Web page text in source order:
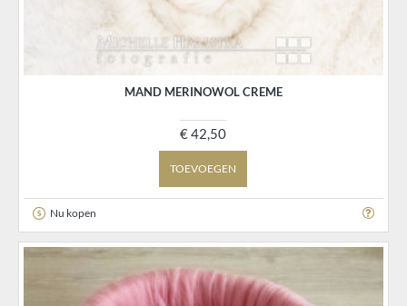
MAND MERINOWOL CREME
€ 42,50
TOEVOEGEN
Nu kopen